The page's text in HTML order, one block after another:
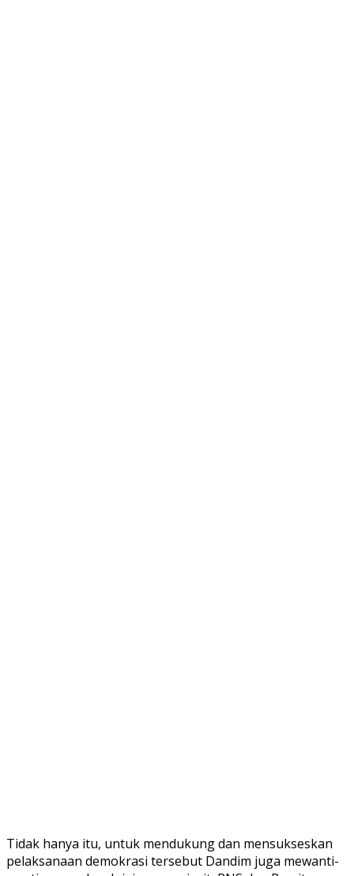
Tidak hanya itu, untuk mendukung dan mensukseskan
pelaksanaan demokrasi tersebut Dandim juga mewanti-